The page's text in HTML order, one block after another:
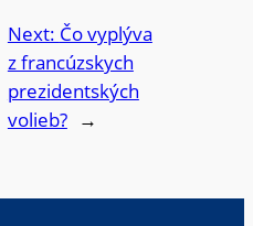
Next: Čo vyplýva
z francúzskych
prezidentských
volieb? →